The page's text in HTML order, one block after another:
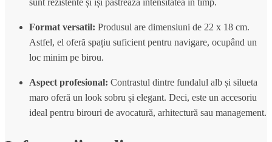
Format versatil: Produsul are dimensiuni de 22 x 18 cm.
Astfel, el oferă spațiu suficient pentru navigare, ocupând un
loc minim pe birou.
Aspect profesional: Contrastul dintre fundalul alb și silueta
maro oferă un look sobru și elegant. Deci, este un accesoriu
ideal pentru birouri de avocatură, arhitectură sau management.